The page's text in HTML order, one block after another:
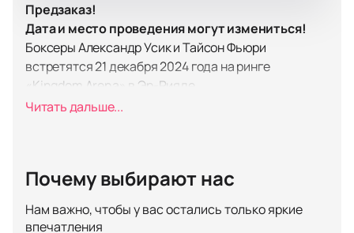
Предзаказ!
Дата и место проведения могут измениться!
Боксеры Александр Усик и Тайсон Фьюри
встретятся 21 декабря 2024 года на ринге
«Kingdom Arena» в Эр-Рияде.
Вечер бокса будет посвящен главному событию -
Два бойца встречались на ринге в мае 2024 года.
чемпиона в тяжелом весе, и раздельным решением
Читать дальше...
Почему выбирают нас
Нам важно, чтобы у вас остались только яркие
впечатления